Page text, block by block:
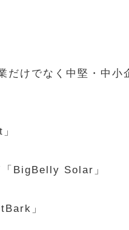
けでなく中堅・中小
「BigBelly Solar」
」